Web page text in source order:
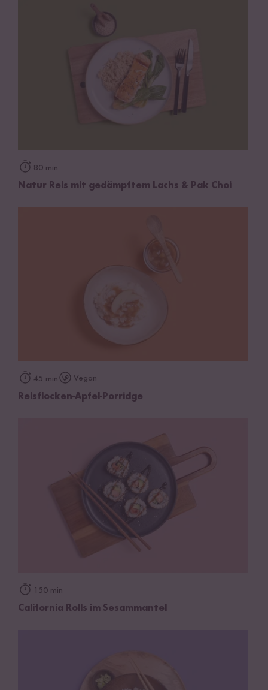
80 min
Natur Reis mit gedämpftem Lachs & Pak Choi
45 min Vegan
Reisflocken-Apfel-Porridge
150 min
California Rolls im Sesammantel